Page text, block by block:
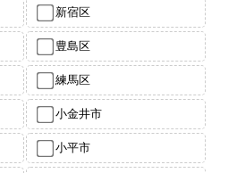
新宿区
豊島区
練馬区
小金井市
小平市